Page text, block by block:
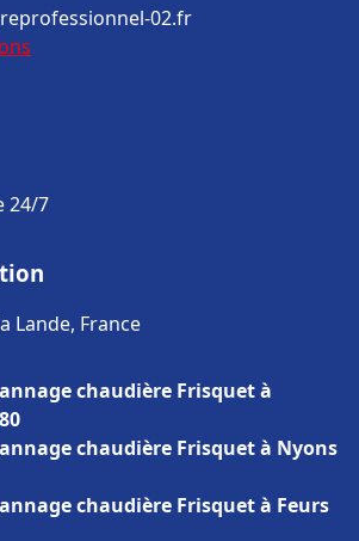
02.fr
24/7
Lande, France
chaudière Frisquet à
chaudière Frisquet à Nyons
chaudière Frisquet à Feurs